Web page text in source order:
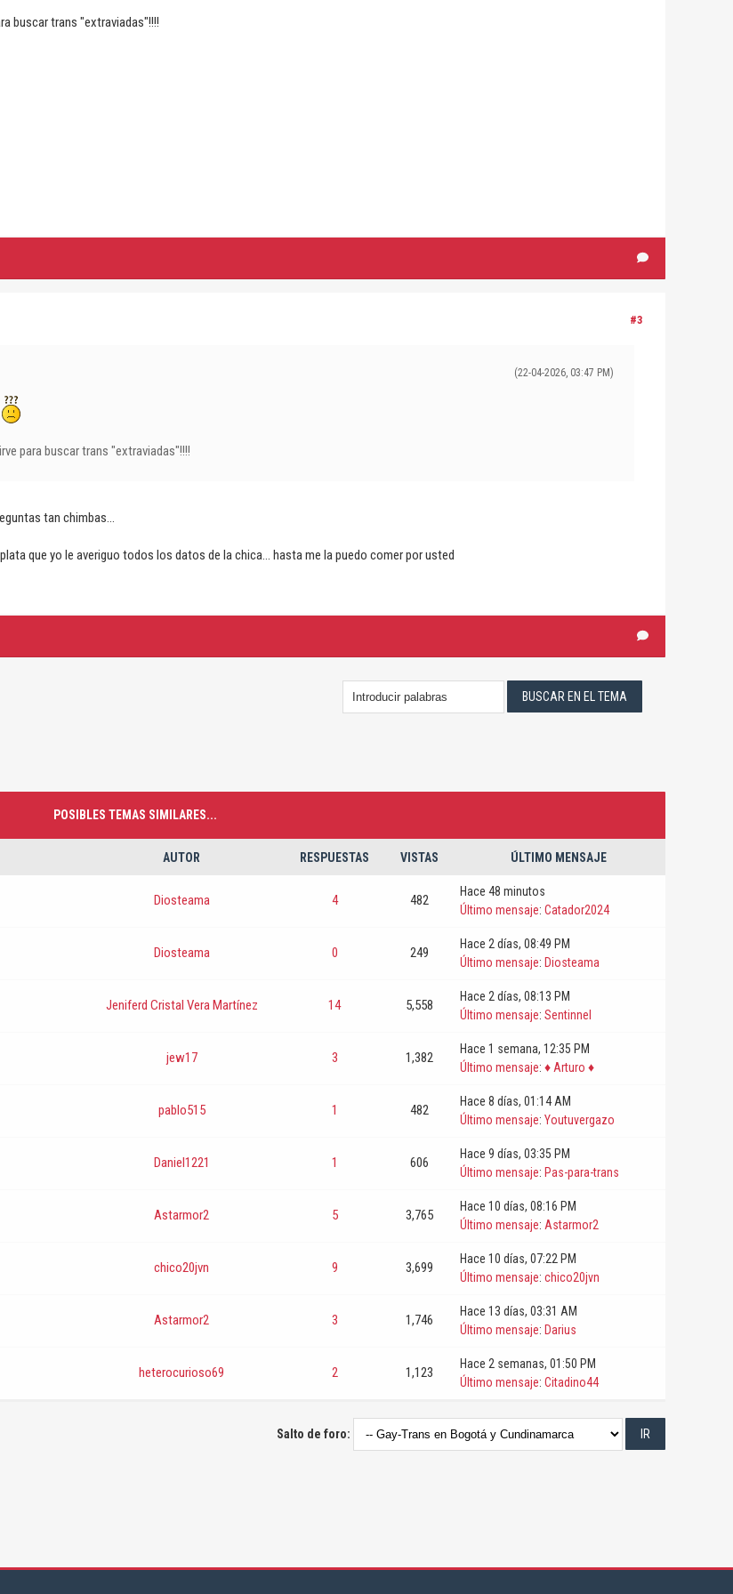
buscar trans "extraviadas"!!!!
#3
(22-04-2026, 03:47 PM)
para buscar trans "extraviadas"!!!!
tan chimbas...
que yo le averiguo todos los datos de la chica... hasta me la puedo comer por usted
POSIBLES TEMAS SIMILARES...
AUTOR RESPUESTAS VISTAS ÚLTIMO MENSAJE
Diosteama 4 482
Hace 48 minutos
Último mensaje: Catador2024
Diosteama 0 249
Hace 2 días, 08:49 PM
Último mensaje: Diosteama
Jeniferd Cristal Vera Martínez 14 5,558
Hace 2 días, 08:13 PM
Último mensaje: Sentinnel
jew17 3 1,382
Hace 1 semana, 12:35 PM
Último mensaje: ♦ Arturo ♦
pablo515 1 482
Hace 8 días, 01:14 AM
Último mensaje: Youtuvergazo
Daniel1221 1 606
Hace 9 días, 03:35 PM
Último mensaje: Pas-para-trans
Astarmor2 5 3,765
Hace 10 días, 08:16 PM
Último mensaje: Astarmor2
chico20jvn 9 3,699
Hace 10 días, 07:22 PM
Último mensaje: chico20jvn
Astarmor2 3 1,746
Hace 13 días, 03:31 AM
Último mensaje: Darius
heterocurioso69 2 1,123
Hace 2 semanas, 01:50 PM
Último mensaje: Citadino44
Salto de foro: